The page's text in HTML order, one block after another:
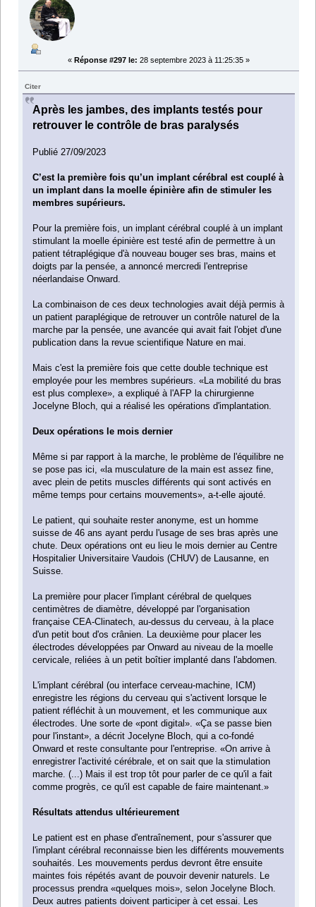
« Réponse #297 le: 28 septembre 2023 à 11:25:35 »
Citer
Après les jambes, des implants testés pour
retrouver le contrôle de bras paralysés
Publié 27/09/2023
C’est la première fois qu’un implant cérébral est couplé à
un implant dans la moelle épinière afin de stimuler les
membres supérieurs.
Pour la première fois, un implant cérébral couplé à un implant
stimulant la moelle épinière est testé afin de permettre à un
patient tétraplégique d'à nouveau bouger ses bras, mains et
doigts par la pensée, a annoncé mercredi l'entreprise
néerlandaise Onward.
La combinaison de ces deux technologies avait déjà permis à
un patient paraplégique de retrouver un contrôle naturel de la
marche par la pensée, une avancée qui avait fait l'objet d'une
publication dans la revue scientifique Nature en mai.
Mais c'est la première fois que cette double technique est
employée pour les membres supérieurs. «La mobilité du bras
est plus complexe», a expliqué à l'AFP la chirurgienne
Jocelyne Bloch, qui a réalisé les opérations d'implantation.
Deux opérations le mois dernier
Même si par rapport à la marche, le problème de l'équilibre ne
se pose pas ici, «la musculature de la main est assez fine,
avec plein de petits muscles différents qui sont activés en
même temps pour certains mouvements», a-t-elle ajouté.
Le patient, qui souhaite rester anonyme, est un homme
suisse de 46 ans ayant perdu l'usage de ses bras après une
chute. Deux opérations ont eu lieu le mois dernier au Centre
Hospitalier Universitaire Vaudois (CHUV) de Lausanne, en
Suisse.
La première pour placer l'implant cérébral de quelques
centimètres de diamètre, développé par l'organisation
française CEA-Clinatech, au-dessus du cerveau, à la place
d'un petit bout d'os crânien. La deuxième pour placer les
électrodes développées par Onward au niveau de la moelle
cervicale, reliées à un petit boîtier implanté dans l'abdomen.
L'implant cérébral (ou interface cerveau-machine, ICM)
enregistre les régions du cerveau qui s'activent lorsque le
patient réfléchit à un mouvement, et les communique aux
électrodes. Une sorte de «pont digital». «Ça se passe bien
pour l'instant», a décrit Jocelyne Bloch, qui a co-fondé
Onward et reste consultante pour l'entreprise. «On arrive à
enregistrer l'activité cérébrale, et on sait que la stimulation
marche. (...) Mais il est trop tôt pour parler de ce qu'il a fait
comme progrès, ce qu'il est capable de faire maintenant.»
Résultats attendus ultérieurement
Le patient est en phase d'entraînement, pour s'assurer que
l'implant cérébral reconnaisse bien les différents mouvements
souhaités. Les mouvements perdus devront être ensuite
maintes fois répétés avant de pouvoir devenir naturels. Le
processus prendra «quelques mois», selon Jocelyne Bloch.
Deux autres patients doivent participer à cet essai. Les